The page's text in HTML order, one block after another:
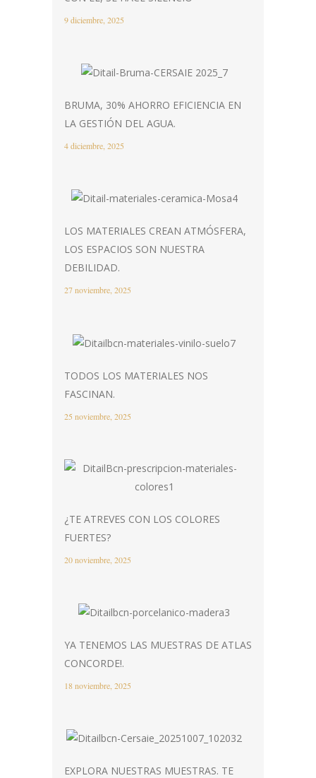
9 diciembre, 2025
BRUMA, 30% AHORRO EFICIENCIA EN
LA GESTIÓN DEL AGUA.
4 diciembre, 2025
LOS MATERIALES CREAN ATMÓSFERA,
LOS ESPACIOS SON NUESTRA
DEBILIDAD.
27 noviembre, 2025
TODOS LOS MATERIALES NOS
FASCINAN.
25 noviembre, 2025
¿TE ATREVES CON LOS COLORES
FUERTES?
20 noviembre, 2025
YA TENEMOS LAS MUESTRAS DE ATLAS
CONCORDE!.
18 noviembre, 2025
EXPLORA NUESTRAS MUESTRAS. TE